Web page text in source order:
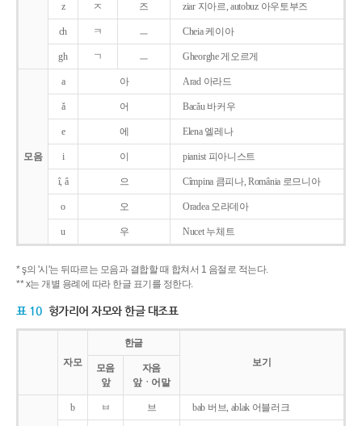
z ㅈ 즈 ziar 지아르, autobuz 아우토부즈
ch ㅋ ㅡ Cheia 케이아
gh ㄱ ㅡ Gheorghe 게오르게
모음
a 아 Arad 아라드
ǎ 어 Bacǎu 바커우
e 에 Elena 엘레나
i 이 pianist 피아니스트
î, â 으 Cîmpina 큼피나, România 로므니아
o 오 Oradea 오라데아
u 우 Nucet 누체트
* ş의 '시'는 뒤따르는 모음과 결합할 때 합쳐서 1 음절로 적는다.
** x는 개별 용례에 따라 한글 표기를 정한다.
표 10 헝가리어 자모와 한글 대조표
자모
한글
보기
모음
앞
자음
앞ㆍ어말
b ㅂ 브 bab 버브, ablak 어블러크